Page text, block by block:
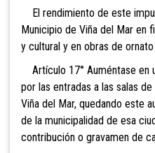
El rendimiento de este
Municipio de Viña del Mar en
y cultural y en obras de
Artículo 17° Auméntase en
por las entradas a las salas
Viña del Mar, quedando este
de la municipalidad de esa
contribución o gravamen de